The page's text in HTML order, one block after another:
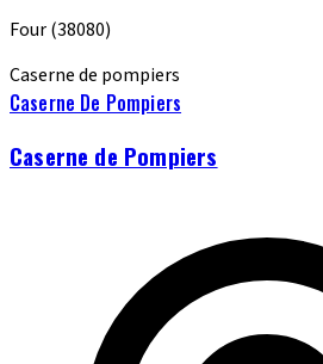
Four(38080)
Caserne de pompiers
Caserne De Pompiers
Caserne de Pompiers